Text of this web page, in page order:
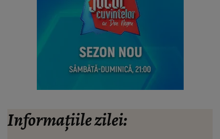
Informațiile zilei: